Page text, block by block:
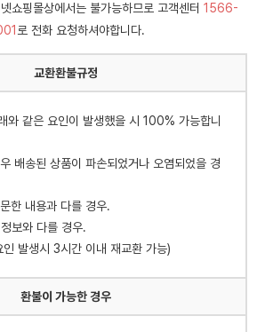
쇼핑몰상에서는 불가능하므로 고객센터 1566-
로 전화 요청하셔야합니다.
교환환불규정
와 같은 요인이 발생했을 시 100% 가능합니
배송된 상품이 파손되었거나 오염되었을 경
한 내용과 다를 경우.
보와 다를 경우.
발생시 3시간 이내 재교환 가능)
환불이 가능한 경우